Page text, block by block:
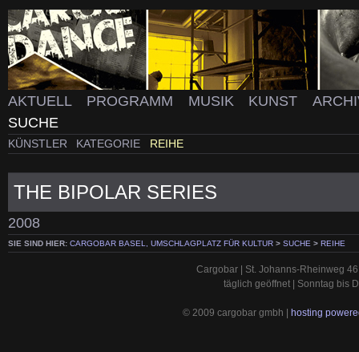
AKTUELL PROGRAMM MUSIK KUNST
SUCHE
KÜNSTLER KATEGORIE REIHE
THE BIPOLAR SERIES
2008
SIE SIND HIER: CARGOBAR BASEL, UMSCHLAGPLATZ FÜR KULTUR > SUCHE > REIHE
Cargobar | St. Johanns-Rheinweg
täglich geöffnet | Sonntag bis
© 2009 cargobar gmbh | hosting